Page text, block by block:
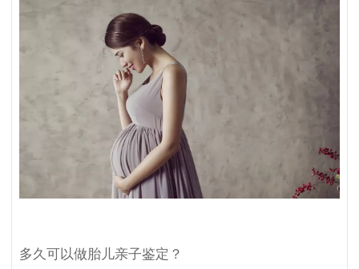
多久可以做胎儿亲子鉴定？